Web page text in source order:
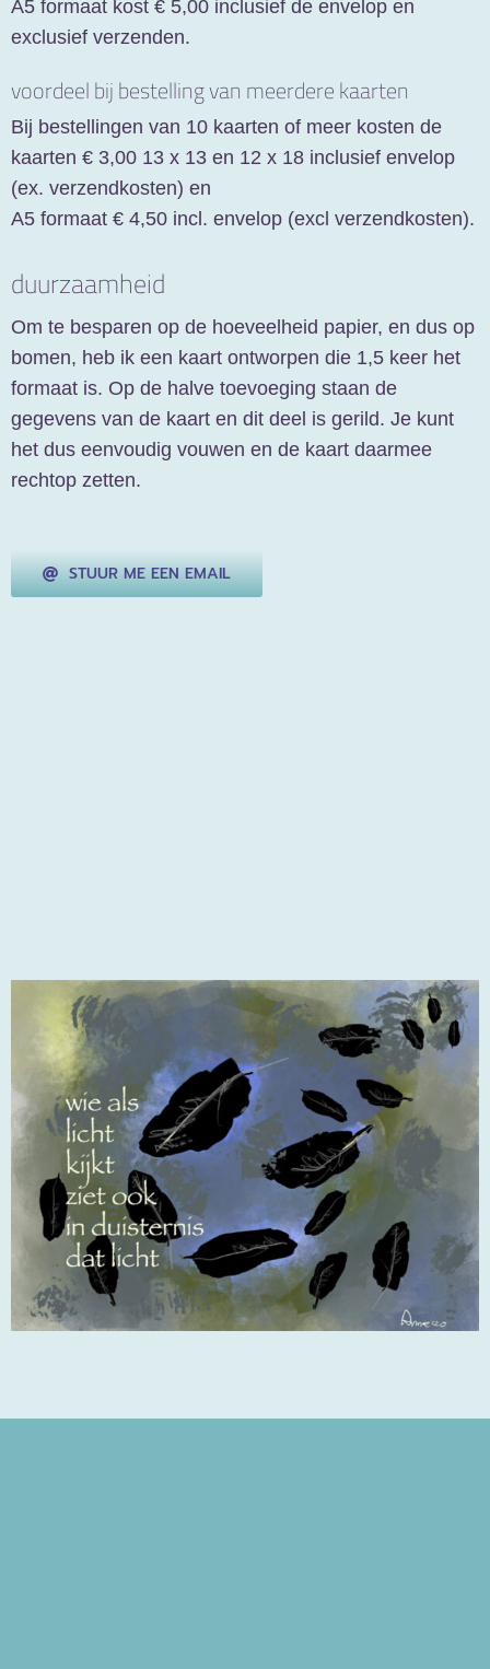
A5 formaat kost € 5,00 inclusief de envelop en
exclusief verzenden.
voordeel bij bestelling van meerdere kaarten
Bij bestellingen van 10 kaarten of meer kosten de
kaarten € 3,00 13 x 13 en 12 x 18 inclusief envelop
(ex. verzendkosten) en
A5 formaat € 4,50 incl. envelop (excl verzendkosten).
duurzaamheid
Om te besparen op de hoeveelheid papier, en dus op
bomen, heb ik een kaart ontworpen die 1,5 keer het
formaat is. Op de halve toevoeging staan de
gegevens van de kaart en dit deel is gerild. Je kunt
het dus eenvoudig vouwen en de kaart daarmee
rechtop zetten.
STUUR ME EEN EMAIL